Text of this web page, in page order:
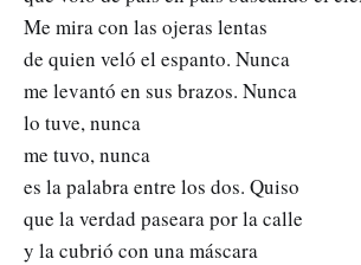
Me mira con las ojeras lentas
de quien veló el espanto. Nunca
me levantó en sus brazos. Nunca
lo tuve, nunca
me tuvo, nunca
es la palabra entre los dos. Quiso
que la verdad paseara por la calle
y la cubrió con una máscara